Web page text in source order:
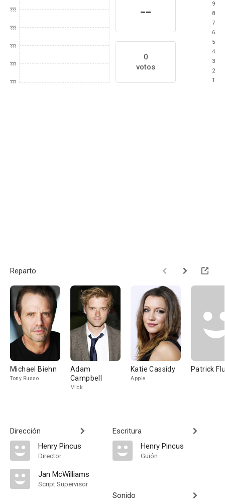
???
???
???
???
???
--
0
votos
9
8
7
6
5
4
3
2
1
Reparto
Michael Biehn
Tony Russo
Adam
Campbell
Mick
Katie Cassidy
Apple
Patrick
Dirección
Henry Pincus
Director
Jan McWilliams
Script Supervisor
Escritura
Henry Pincus
Guión
Sonido